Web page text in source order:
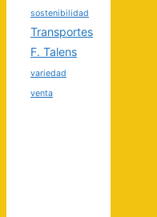
sostenibilidad
Transportes
F. Talens
variedad
venta